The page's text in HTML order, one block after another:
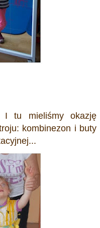
I tu mieliśmy okazję
kombinezon i buty